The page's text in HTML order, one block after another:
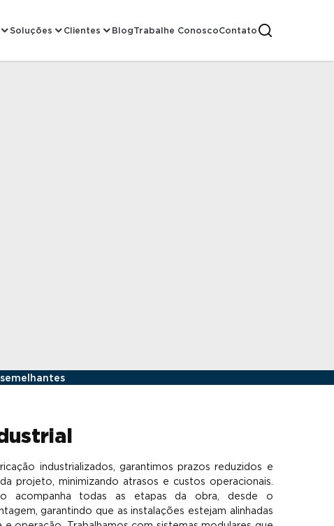
Soluções Clientes BlogTrabalhe ConoscoContato
industrializados, garantimos prazos reduzidos e
projeto, minimizando atrasos e custos operacionais.
acompanha todas as etapas da obra, desde o
garantindo que as instalações estejam alinhadas